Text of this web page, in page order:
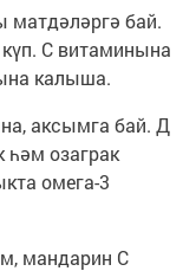
матдәләргә бай.
С витаминына
калыша.
аксымга бай. Д
озаграк
омега-3
мандарин С